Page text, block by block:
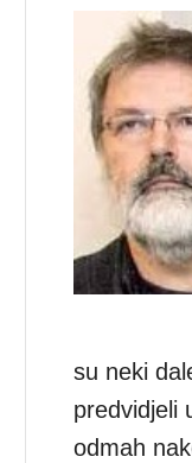
su neki
predvidjeli
odmah